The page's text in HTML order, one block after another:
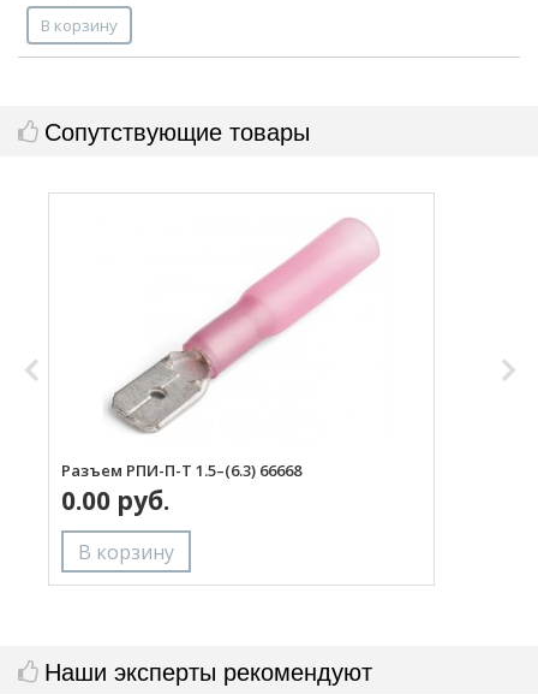
В корзину
Сопутствующие товары
Разъем РПИ-П-Т 1.5–(6.3) 66668
0.00 руб.
Наши эксперты рекомендуют